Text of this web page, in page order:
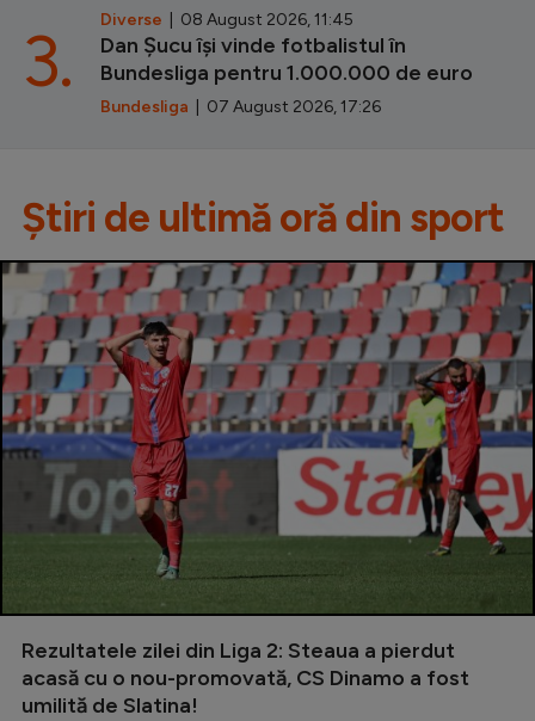
Diverse | 08 August 2026, 11:45
Dan Șucu își vinde fotbalistul în
Bundesliga pentru 1.000.000 de euro
Bundesliga | 07 August 2026, 17:26
3.
Știri de ultimă oră din sport
Rezultatele zilei din Liga 2: Steaua a pierdut
acasă cu o nou-promovată, CS Dinamo a fost
umilită de Slatina!